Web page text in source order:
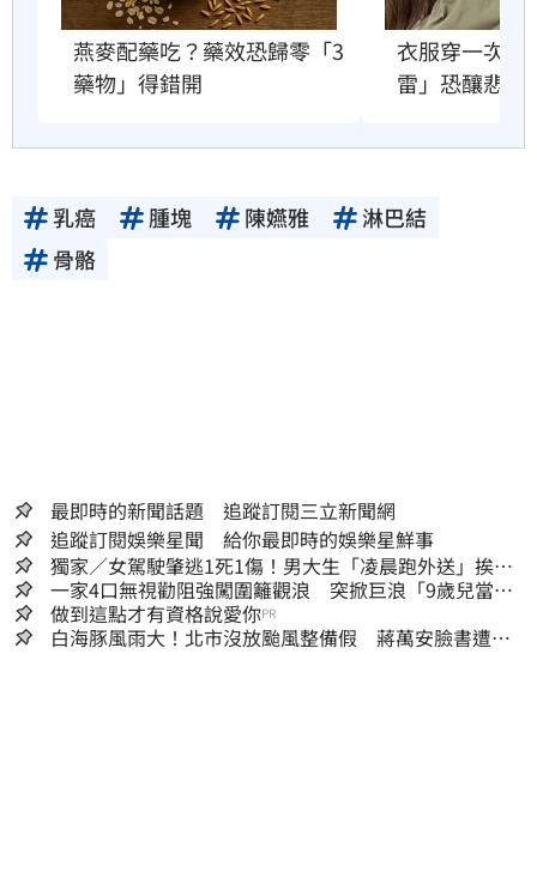
燕麥配藥吃？藥效恐歸零「3
藥物」得錯開
衣服穿一次就
雷」恐釀悲劇
乳癌 腫塊 陳嬿雅
淋巴結
骨骼
最即時的新聞話題 追蹤訂閱三立新聞網
追蹤訂閱娛樂星聞 給你最即時的娛樂星鮮事
獨家／女駕駛肇逃1死1傷！男大生「凌晨跑外送」挨
撞 媽淚：家快瓦解
一家4口無視勸阻強闖圍籬觀浪 突掀巨浪「9歲兒當場
遭捲入海」
做到這點才有資格說愛你PR
白海豚風雨大！北市沒放颱風整備假 蔣萬安臉書遭網